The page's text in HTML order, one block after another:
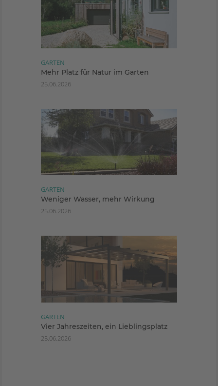
GARTEN
Mehr Platz für Natur im Garten
25.06.2026
GARTEN
Weniger Wasser, mehr Wirkung
25.06.2026
GARTEN
Vier Jahreszeiten, ein Lieblingsplatz
25.06.2026